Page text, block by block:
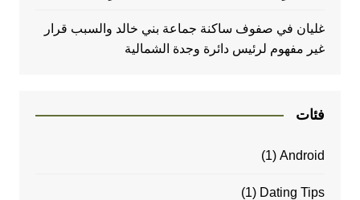
غليان في صفوف ساكنة جماعة بني خالد والسبب قرار
غير مفهوم لرئيس دائرة وجدة الشمالية
فئات
Android
(1)
Dating Tips
(1)